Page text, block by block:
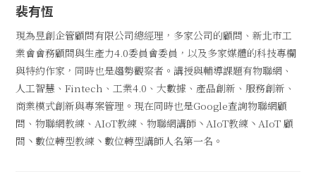
裴有恆
現為昱創企管顧問有限公司總經理，多家公司的顧問、新北市工
業會會務顧問與生產力4.0委員會委員，以及多家媒體的科技專欄
與特約作家，同時也是趨勢觀察者。講授與輔導課題有物聯網、
人工智慧、Fintech、工業4.0、大數據、產品創新、服務創新、
商業模式創新與專案管理。現在同時也是Google查詢物聯網顧
問、物聯網教練、AIoT教練、物聯網講師丶AIoT教練丶AIoT 顧
問丶數位轉型教練丶數位轉型講師人名第一名。